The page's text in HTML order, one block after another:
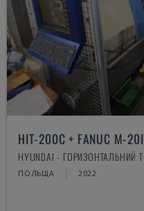
HIT-200C + FANUC M-
HYUNDAI - ГОРИЗОНТАЛЬНИЙ
ПОЛЬЩА 2022